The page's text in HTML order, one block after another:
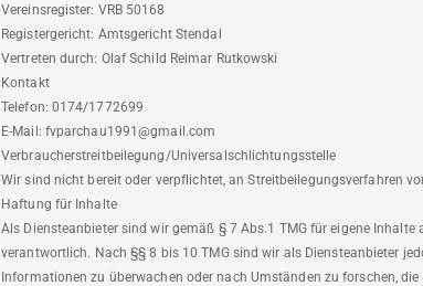
Vereinsregister: VRB 50168
Registergericht: Amtsgericht Stendal
Vertreten durch: Olaf Schild Reimar Rutkowski
Kontakt
Telefon: 0174/1772699
E-Mail: fvparchau1991@gmail.com
Verbraucherstreitbeilegung/Universalschlichtungsstelle
Wir sind nicht bereit oder verpflichtet, an Streitbeilegungsverfahren
Haftung für Inhalte
Als Diensteanbieter sind wir gemäß § 7 Abs.1 TMG für eigene Inhalte
verantwortlich. Nach §§ 8 bis 10 TMG sind wir als Diensteanbieter
Informationen zu überwachen oder nach Umständen zu forschen,